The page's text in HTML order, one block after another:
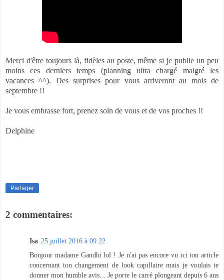
Merci d'être toujours là, fidèles au poste, même si je publie un peu
moins ces derniers temps (planning ultra chargé malgré les
vacances ^^). Des surprises pour vous arriveront au mois de
septembre !!
Je vous embrasse fort, prenez soin de vous et de vos proches !!
Delphine
Partager
2 commentaires:
Isa 25 juillet 2016 à 09:22
Bonjour madame Gandhi lol ! Je n'ai pas encore vu ici ton article
concernant ton changement de look capillaire mais je voulais te
donner mon humble avis... Je porte le carré plongeant depuis 6 ans